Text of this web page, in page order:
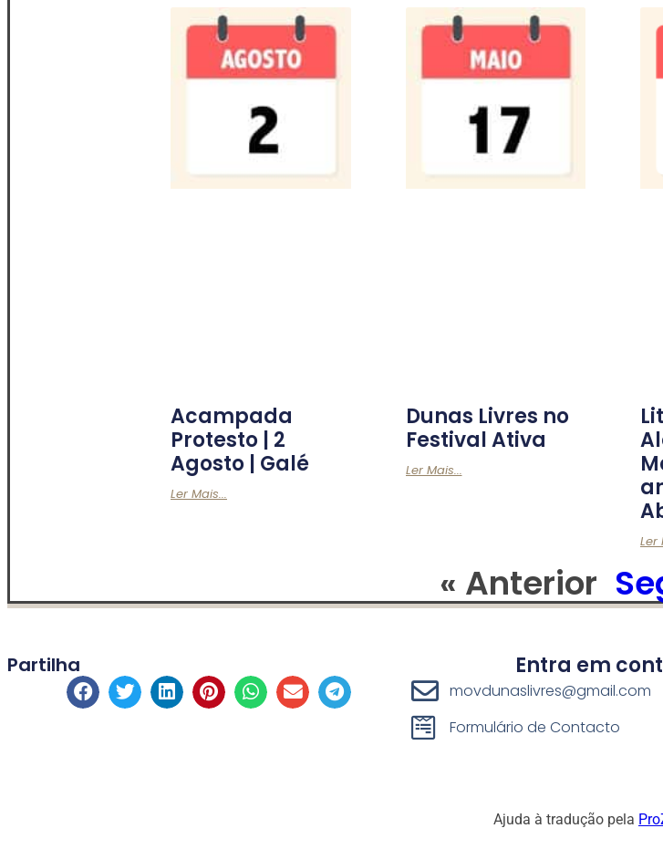
Acampada
Protesto | 2
Agosto | Galé
Ler Mais...
Dunas Livres no
Festival Ativa
Ler Mais...
Ler
« Anterior
Partilha Entra em
movdunaslivres@gmail.com
Formulário de Contacto
Ajuda à tradução pela